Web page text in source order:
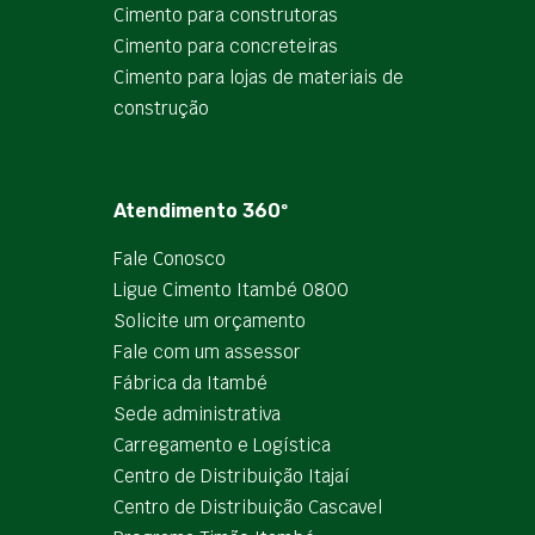
Cimento para construtoras
Cimento para concreteiras
Cimento para lojas de materiais de
construção
Atendimento 360º
Fale Conosco
Ligue Cimento Itambé 0800
Solicite um orçamento
Fale com um assessor
Fábrica da Itambé
Sede administrativa
Carregamento e Logística
Centro de Distribuição Itajaí
Centro de Distribuição Cascavel